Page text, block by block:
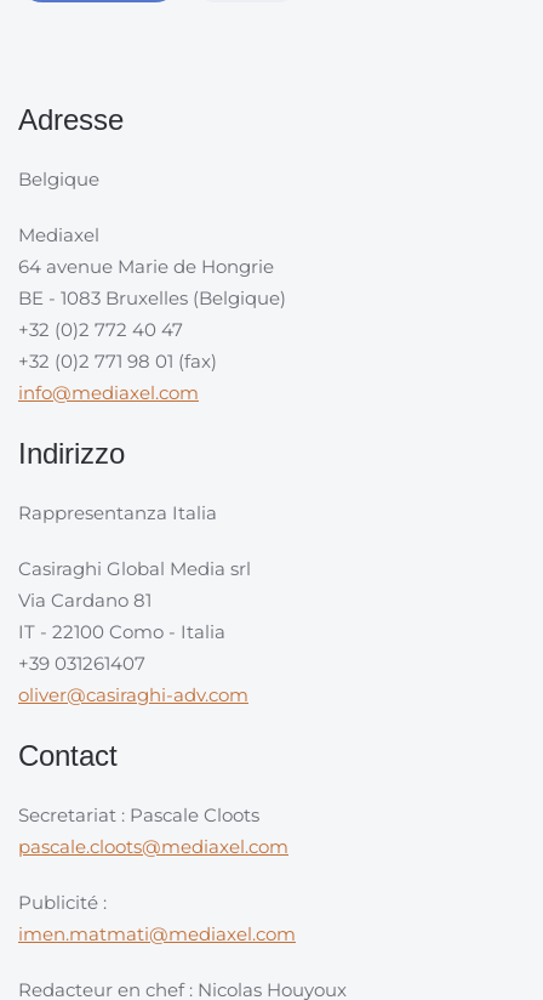
Adresse
Belgique
Mediaxel
64 avenue Marie de Hongrie
BE - 1083 Bruxelles (Belgique)
+32 (0)2 772 40 47
+32 (0)2 771 98 01 (fax)
info@mediaxel.com
Indirizzo
Rappresentanza Italia
Casiraghi Global Media srl
Via Cardano 81
IT - 22100 Como - Italia
+39 031261407
oliver@casiraghi-adv.com
Contact
Secretariat : Pascale Cloots
pascale.cloots@mediaxel.com
Publicité :
imen.matmati@mediaxel.com
Redacteur en chef : Nicolas Houyoux